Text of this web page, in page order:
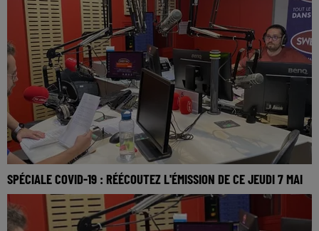
SPÉCIALE COVID-19 : RÉÉCOUTEZ L'ÉMISSION DE CE JEUDI 7 MAI